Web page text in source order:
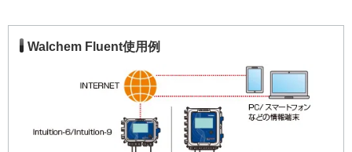
Walchem Fluent使用例